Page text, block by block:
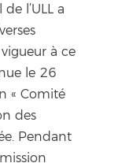
l’ULL a
à ce
le 26
« Comité
des
Pendant